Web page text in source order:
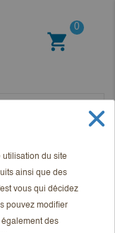
shopping_cart
0
utilisation du site
ainsi que des
vous qui décidez
pouvez modifier
également des